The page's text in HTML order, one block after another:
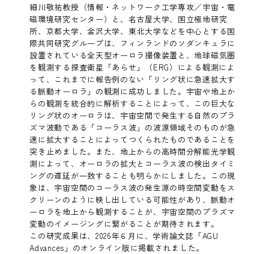
細川敬祐教授（情報・ネットワーク工学専攻／宇宙・電
磁環境研究センター）と、名古屋大学、国立極地研究
所、京都大学、金沢大学、東北大学などを中心とする国
際共同研究グループは、フィンランドのソダンキュラに
設置されている全天型オーロラ撮像装置と、地球磁気圏
を観測する探査衛星「あらせ」（ERG）による観測によ
って、これまでに報告例のない「リング状に急速拡大す
る脈動オーロラ」の観測に成功しました。宇宙や地上か
らの観測を統合的に解析することによって、この巨大な
リング状のオーロラは、宇宙空間で発生する自然のプラ
ズマ波動である「コーラス波」の波源領域そのものが急
速に拡大することによってつくられたものであることを
突き止めました。また、地上からの高時間分解能光学観
測によって、オーロラの拡大とコーラス波の検出タイミ
ングの遅延が一致することも明らかにしました。この現
象は、宇宙空間のコーラス波の発生源の時空間変動をス
クリーンのように映し出している可能性があり、脈動オ
ーロラを地上から観測することが、宇宙空間のプラズマ
変動のイメージングに繋がることが期待されます。
この研究成果は、2026年６月に、学術論文誌「AGU
Advances」のオンライン版に掲載されました。